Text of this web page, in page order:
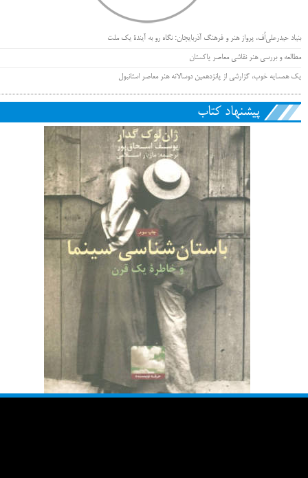
بنیاد حیدرعلی‌اُف، پرواز هنر و فرهنگ آذربایجان؛ نگاه رو به آیندۀ یک ملت
مطالعه و بررسی هنر نقاشی معاصر پاکستان
یک همسایه خوب، گزارشی از پانزدهمین دوسالانه هنر معاصر استانبول
پیشنهاد کتاب